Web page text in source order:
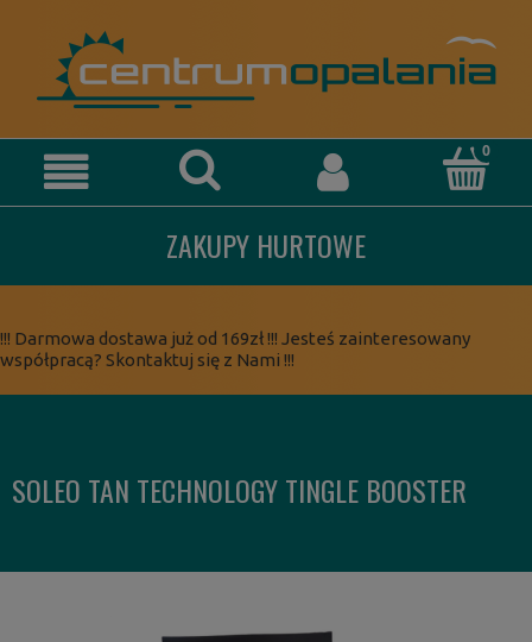
ZAKUPY HURTOWE
!!! Darmowa dostawa już od 169zł !!! Jesteś zainteresowany
współpracą? Skontaktuj się z Nami !!!
SOLEO TAN TECHNOLOGY TINGLE BOOSTER